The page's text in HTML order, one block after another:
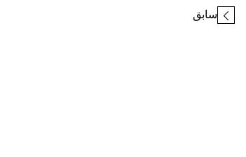
سابق